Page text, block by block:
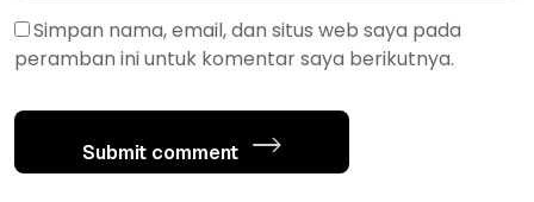
Simpan nama, email, dan situs web saya pada
peramban ini untuk komentar saya berikutnya.
Submit comment